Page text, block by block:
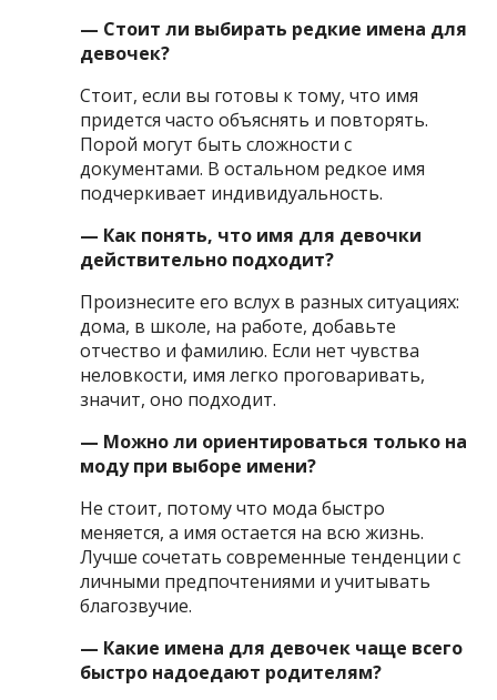
— Стоит ли выбирать редкие имена для
девочек?
Стоит, если вы готовы к тому, что имя
придется часто объяснять и повторять.
Порой могут быть сложности с
документами. В остальном редкое имя
подчеркивает индивидуальность.
— Как понять, что имя для девочки
действительно подходит?
Произнесите его вслух в разных ситуациях:
дома, в школе, на работе, добавьте
отчество и фамилию. Если нет чувства
неловкости, имя легко проговаривать,
значит, оно подходит.
— Можно ли ориентироваться только на
моду при выборе имени?
Не стоит, потому что мода быстро
меняется, а имя остается на всю жизнь.
Лучше сочетать современные тенденции с
личными предпочтениями и учитывать
благозвучие.
— Какие имена для девочек чаще всего
быстро надоедают родителям?